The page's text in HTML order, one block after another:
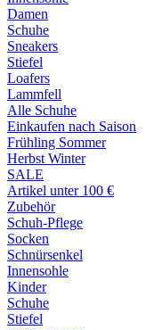
Damen
Schuhe
Sneakers
Stiefel
Loafers
Lammfell
Alle Schuhe
Einkaufen nach Saison
Frühling Sommer
Herbst Winter
SALE
Artikel unter 100 €
Zubehör
Schuh-Pflege
Socken
Schnürsenkel
Innensohle
Kinder
Schuhe
Stiefel